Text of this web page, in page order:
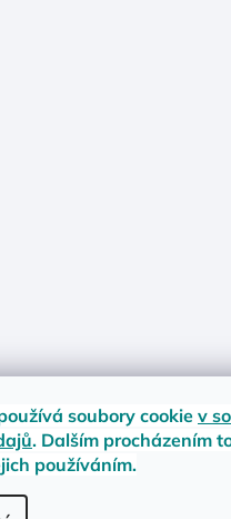
soubory cookiev
. Dalším procházením
používáním.
zboží Materiály a velikosti